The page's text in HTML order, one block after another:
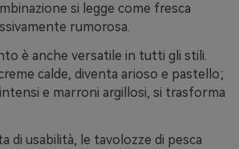
si legge come fresca
rumorosa.
è anche versatile in tutti gli stili.
calde, diventa arioso e pastello;
e marroni argillosi, si trasforma
di usabilità, le tavolozze di pesca